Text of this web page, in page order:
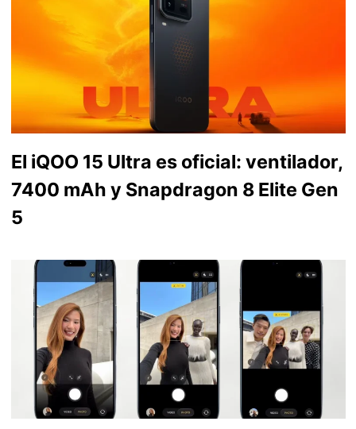
El iQOO 15 Ultra es oficial: ventilador,
7400 mAh y Snapdragon 8 Elite Gen
5